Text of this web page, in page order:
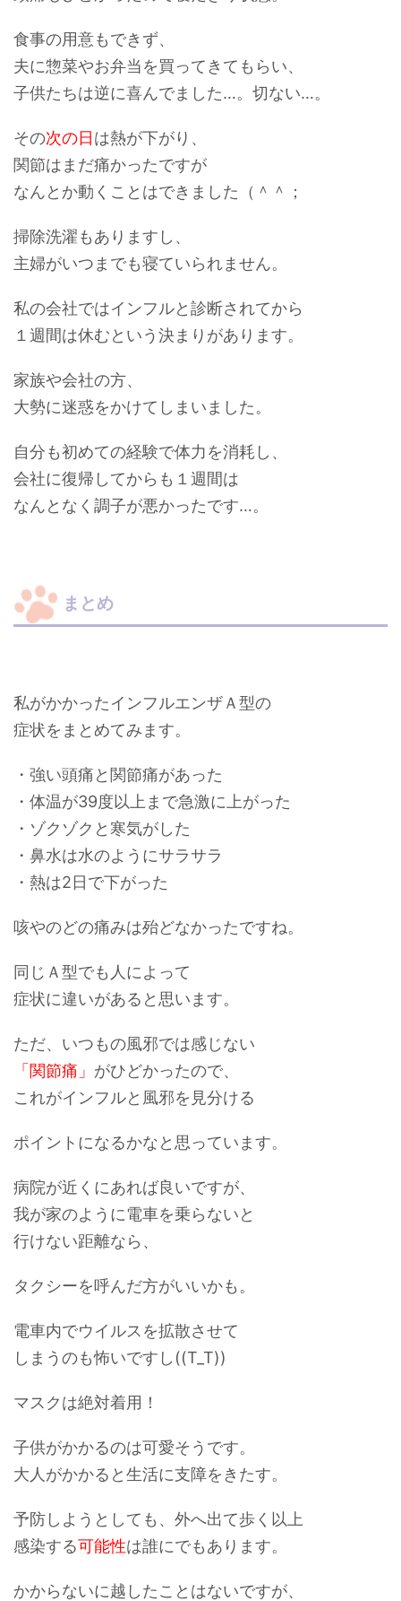
食事の用意もできず、
夫に惣菜やお弁当を買ってきてもらい、
子供たちは逆に喜んでました…。切ない…。
その次の日は熱が下がり、
関節はまだ痛かったですが
なんとか動くことはできました（＾＾；
掃除洗濯もありますし、
主婦がいつまでも寝ていられません。
私の会社ではインフルと診断されてから
１週間は休むという決まりがあります。
家族や会社の方、
大勢に迷惑をかけてしまいました。
自分も初めての経験で体力を消耗し、
会社に復帰してからも１週間は
なんとなく調子が悪かったです…。
まとめ
私がかかったインフルエンザＡ型の
症状をまとめてみます。
・強い頭痛と関節痛があった
・体温が39度以上まで急激に上がった
・ゾクゾクと寒気がした
・鼻水は水のようにサラサラ
・熱は2日で下がった
咳やのどの痛みは殆どなかったですね。
同じＡ型でも人によって
症状に違いがあると思います。
ただ、いつもの風邪では感じない
「関節痛」 がひどかったので、
これがインフルと風邪を見分ける
ポイントになるかなと思っています。
病院が近くにあれば良いですが、
我が家のように電車を乗らないと
行けない距離なら、
タクシーを呼んだ方がいいかも。
電車内でウイルスを拡散させて
しまうのも怖いですし((T_T))
マスクは絶対着用！
子供がかかるのは可愛そうです。
大人がかかると生活に支障をきたす。
予防しようとしても、外へ出て歩く以上
感染する可能性は誰にでもあります。
かからないに越したことはないですが、